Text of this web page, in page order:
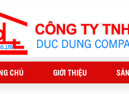
CHỦ GIỚI THIỆU